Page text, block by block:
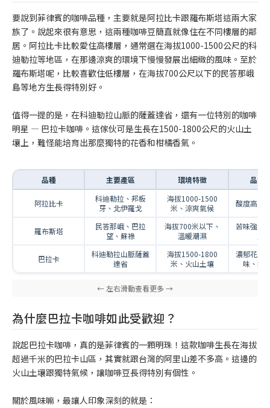
要說到菲律賓的咖啡品種，主要就是阿拉比卡跟羅布斯塔這兩大家
族了。說起來很有意思，這兩種咖啡豆簡直就像住在不同樓層的鄰
居。阿拉比卡比較愛住高樓層，通常選在海拔1000-1500公尺的科
迪勒拉等地區，在那邊涼爽的環境下慢慢發展出細緻的風味。至於
羅布斯塔呢，比較喜歡住低樓層，在海拔700公尺以下的民答那峨
島等地方生長得特別好。
值得一提的是，在科迪勒拉山脈的薩蓋達省，還有一位特別的咖啡
明星 — 巴拉卡咖啡。這傢伙可是生長在1500-1800公尺的火山土
壤上，難怪能培育出那麼獨特的花香和柑橘香氣。
品種 主要產區 環境特徵 品質
阿拉比卡
科迪勒拉、邦板
牙、北伊羅戈
海拔1000-1500
米、涼爽氣候
酸度高、
羅布斯塔
民答那峨、巴拉
望、蘇祿
海拔700米以下、
溫暖潮濕
苦味強、
巴拉卡
科迪勒拉山脈薩蓋
達省
海拔1500-1800
米、火山土壤
濃郁花香
味、國
為什麼巴拉卡咖啡如此受歡迎？
說起巴拉卡咖啡，真的是菲律賓的一顆明珠！這款咖啡生長在海拔
超過千米的巴拉卡山區，其實就跟台灣的阿里山差不多高。這邊的
火山土壤跟獨特氣候，讓咖啡豆長得特別有個性。
關於風味嘛，最讓人印象深刻的就是：